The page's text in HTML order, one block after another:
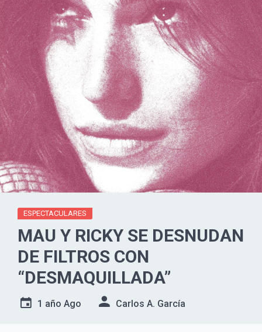
ESPECTACULARES
MAU Y RICKY SE DESNUDAN
DE FILTROS CON
“DESMAQUILLADA”
1 año Ago Carlos A. García